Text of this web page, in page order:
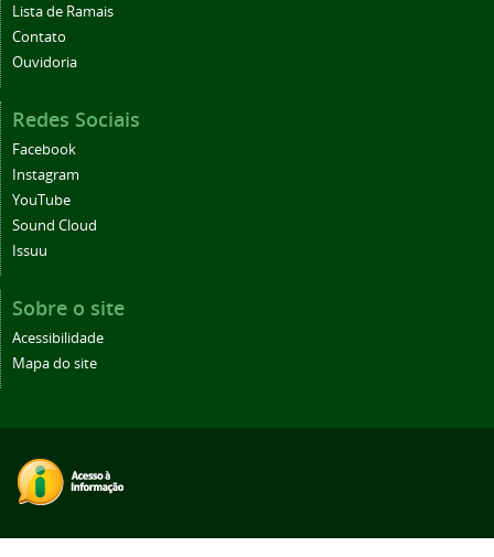
Lista de Ramais
Contato
Ouvidoria
Redes Sociais
Facebook
Instagram
YouTube
Sound Cloud
Issuu
Sobre o site
Acessibilidade
Mapa do site